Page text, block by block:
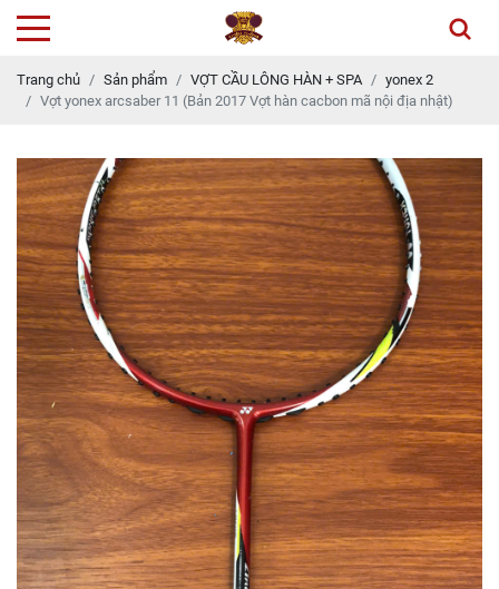
Trang chủ Sản phẩm VỢT CẦU LÔNG HÀN + SPA
yonex 2
Vợt yonex arcsaber 11 (Bản 2017 Vợt hàn cacbon mã nội địa nhật)